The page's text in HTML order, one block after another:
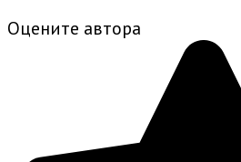
Оцените автора